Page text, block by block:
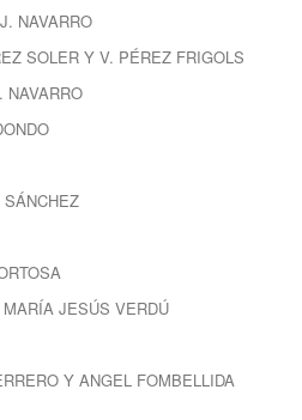
NAVARRO
SOLER Y V. PÉREZ FRIGOLS
JESÚS VERDÚ
Y ANGEL FOMBELLIDA